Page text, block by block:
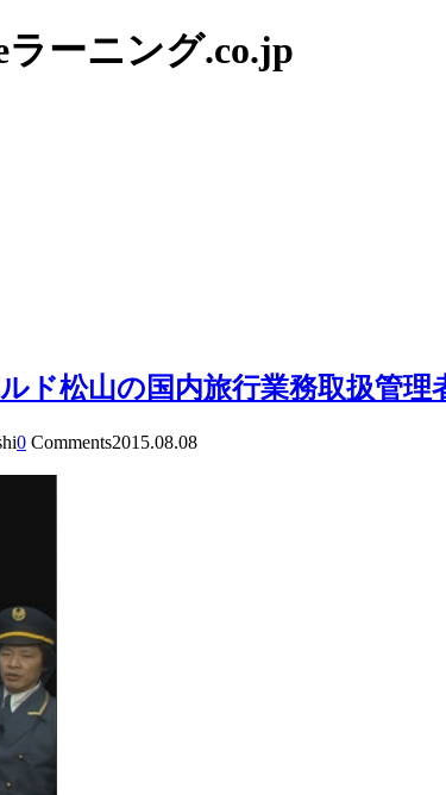
ーニング.co.jp
ド松山の国内旅行業務取扱管
0 Comments2015.08.08